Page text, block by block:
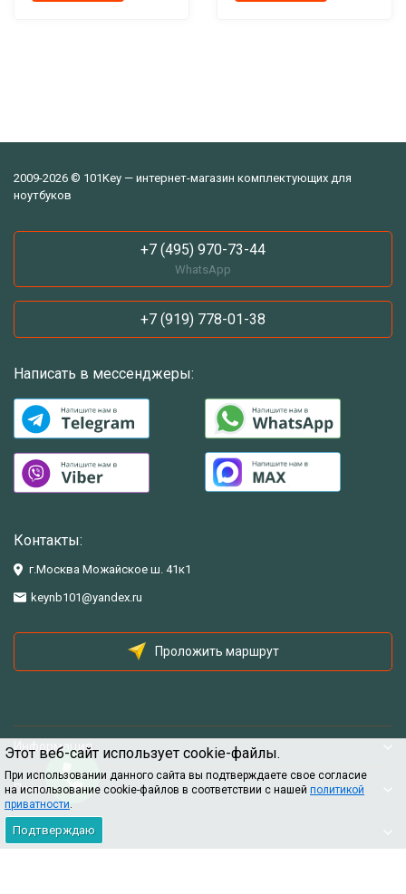
Этот веб-сайт использует cookie-файлы.
При использовании данного сайта вы подтверждаете свое согласие
на использование cookie-файлов в соответствии с нашей политикой
приватности.
Подтверждаю
2009-2026 © 101Key — интернет-магазин комплектующих для
ноутбуков
+7 (495) 970-73-44
WhatsApp
+7 (919) 778-01-38
Написать в мессенджеры:
Контакты:
г.Москва Можайское ш. 41к1
keynb101@yandex.ru
Проложить маршрут
Информация
Помощь
Информация